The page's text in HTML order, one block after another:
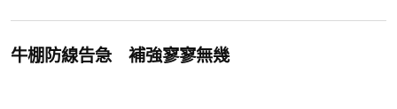
牛棚防線告急 補強寥寥無幾